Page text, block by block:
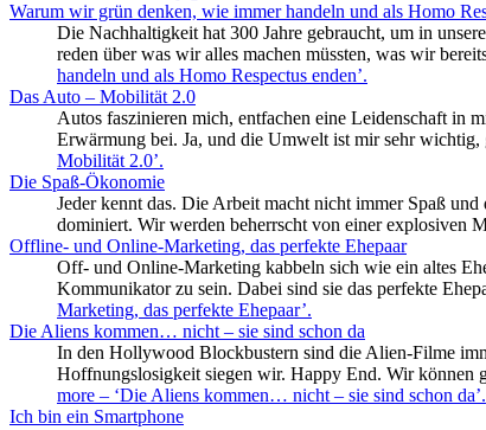
Warum wir grün denken, wie immer handeln und als Homo
Die Nachhaltigkeit hat 300 Jahre gebraucht, um in
reden über was wir alles machen müssten, was wir
handeln und als Homo Respectus enden’.
Das Auto – Mobilität 2.0
Autos faszinieren mich, entfachen eine Leidenschaft in
Erwärmung bei. Ja, und die Umwelt ist mir sehr
Mobilität 2.0’.
Die Spaß-Ökonomie
Jeder kennt das. Die Arbeit macht nicht immer Spaß
dominiert. Wir werden beherrscht von einer explosiven
Offline- und Online-Marketing, das perfekte Ehepaar
Off- und Online-Marketing kabbeln sich wie ein altes
Kommunikator zu sein. Dabei sind sie das perfekte
Marketing, das perfekte Ehepaar’.
Die Aliens kommen… nicht – sie sind schon da
In den Hollywood Blockbustern sind die Alien-Filme
Hoffnungslosigkeit siegen wir. Happy End. Wir können
more – ‘Die Aliens kommen… nicht – sie sind schon da’.
Ich bin ein Smartphone